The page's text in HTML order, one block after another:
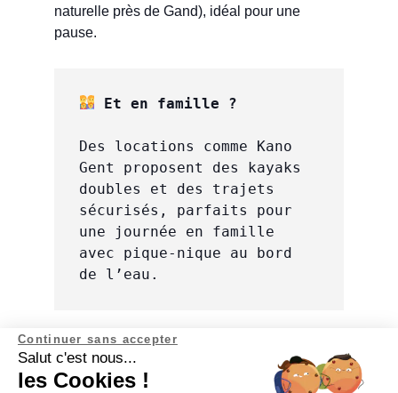
naturelle près de Gand), idéal pour une
pause.
Et en famille ?
Des locations comme Kano
Gent proposent des kayaks
doubles et des trajets
sécurisés, parfaits pour
une journée en famille
avec pique-nique au bord
de l’eau.
Continuer sans accepter
Salut c'est nous...
les Cookies !